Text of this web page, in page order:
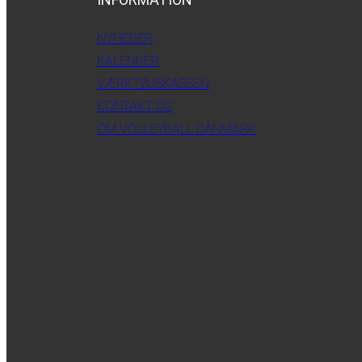
NYHEDER
KALENDER
VÆRKTØJSKASSEN
KONTAKT OS
OM VOLLEYBALL DANMARK